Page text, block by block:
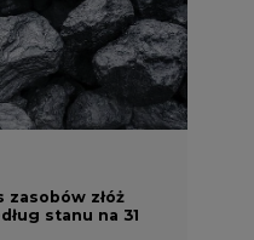
zasobów złóż
stanu na 31